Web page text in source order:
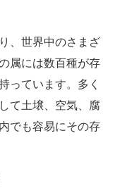
、世界中のさまざ
属には数百種が存
っています。多く
て土壌、空気、腐
でも容易にその存